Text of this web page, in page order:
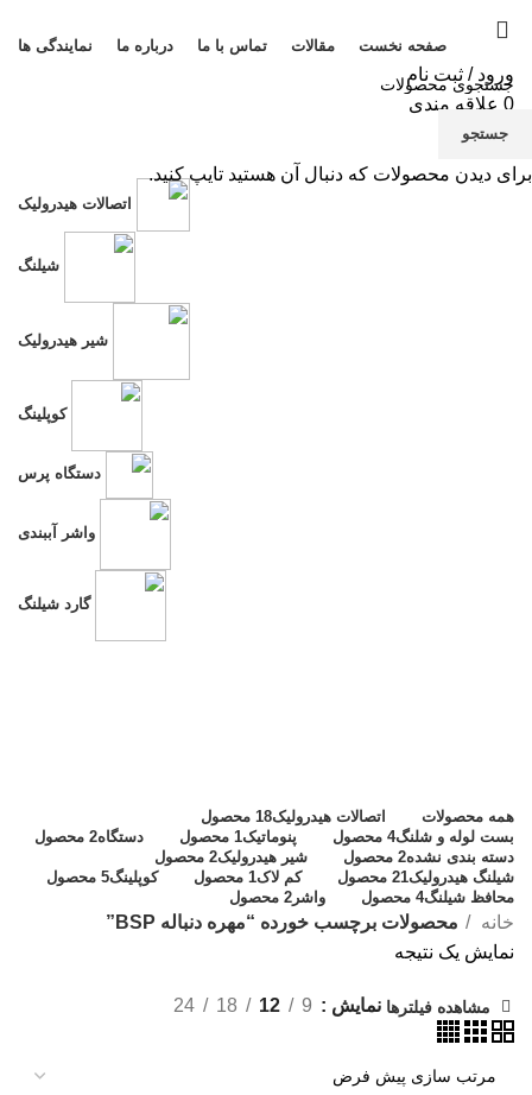
صفحه نخست مقالات تماس با ما درباره ما نمایندگی ها
ورود / ثبت نام
0 علاقه مندی
منو
اتصالات هیدرولیک
شیلنگ
شیر هیدرولیک
کوپلینگ
دستگاه پرس
واشر آببندی
گارد شیلنگ
همه محصولات اتصالات هیدرولیک18 محصول
بست لوله و شلنگ4 محصول پنوماتیک1 محصول دستگاه2 محصول
دسته بندی نشده2 محصول شیر هیدرولیک2 محصول
شیلنگ هیدرولیک21 محصول کم لاک1 محصول کوپلینگ5 محصول
محافظ شیلنگ4 محصول واشر 2 محصول
خانه
محصولات برچسب خورده “مهره دنباله BSP”
نمایش یک نتیجه
مشاهده فیلترها نمایش 9
12
18
24
جستجو
برای دیدن محصولات که دنبال آن هستید تایپ کنید.